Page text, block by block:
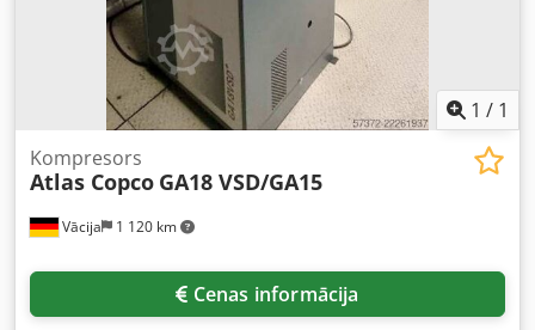
1 / 1
Vācija 1 120 km
Kompresors
Atlas Copco GA18 VSD/GA15
Cenas informācija